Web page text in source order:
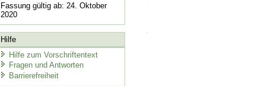
Fassung gültig ab: 24. Oktober
2020
Hilfe
Hilfe zum Vorschriftentext
Fragen und Antworten
Barrierefreiheit